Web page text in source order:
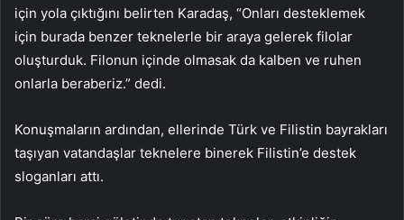
için yola çıktığını belirten Karadaş, “Onları desteklemek
için burada benzer teknelerle bir araya gelerek filolar
oluşturduk. Filonun içinde olmasak da kalben ve ruhen
onlarla beraberiz.” dedi.
Konuşmaların ardından, ellerinde Türk ve Filistin bayrakları
taşıyan vatandaşlar teknelere binerek Filistin’e destek
sloganları attı.